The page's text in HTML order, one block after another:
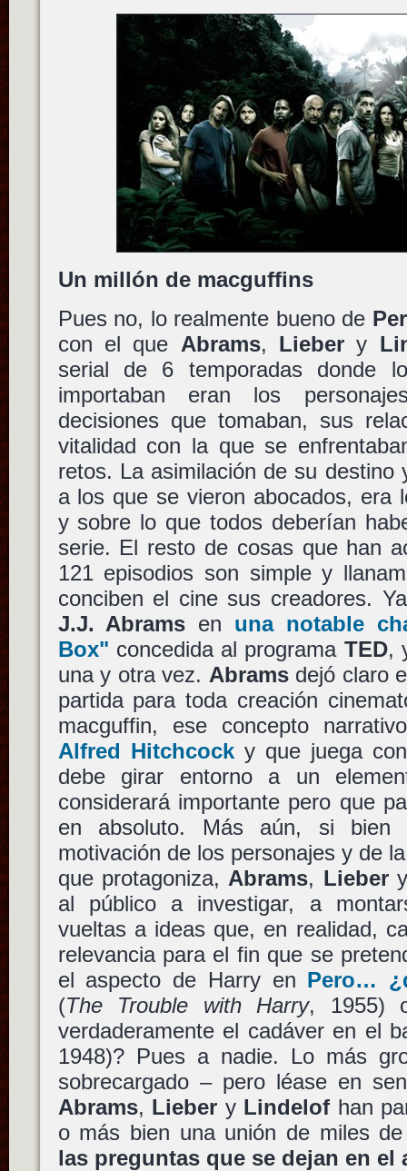
Un millón de macguffins
Pues no, lo realmente bueno de
con el que Abrams, Liebery
serial de 6 temporadas donde
importaban eran los
decisiones que tomaban, sus
vitalidad con la que se
retos. La asimilación de su destino
a los que se vieron abocados, era
y sobre lo que todos deberían
serie. El resto de cosas que han
121 episodios son simple y
conciben el cine sus creadores.
J.J. Abrams en una notable
Box" concedida al programa TED,
una y otra vez. Abramsdejó claro
partida para toda creación
macguffin, ese concepto
Alfred Hitchcocky que juega
debe girar entorno a un
considerará importante pero que
en absoluto. Más aún, si bien
motivación de los personajes y de
que protagoniza, Abrams, Lieber
al público a investigar, a
vueltas a ideas que, en realidad,
relevancia para el fin que se
el aspecto de Harry en Pero…
(The Trouble with Harry, 1955)
verdaderamente el cadáver en el
1948)? Pues a nadie. Lo más
sobrecargado – pero léase en
Abrams, Lieber y Lindelof han
o más bien una unión de miles
las preguntas que se dejan en el